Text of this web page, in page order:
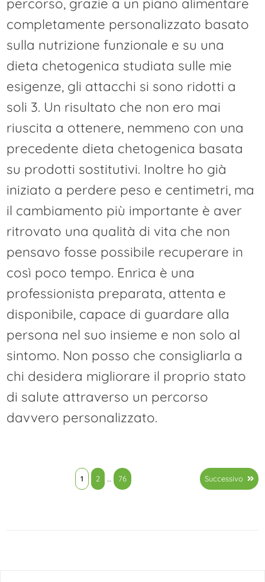
percorso, grazie a un piano alimentare
completamente personalizzato basato
sulla nutrizione funzionale e su una
dieta chetogenica studiata sulle mie
esigenze, gli attacchi si sono ridotti a
soli 3. Un risultato che non ero mai
riuscita a ottenere, nemmeno con una
precedente dieta chetogenica basata
su prodotti sostitutivi. Inoltre ho già
iniziato a perdere peso e centimetri, ma
il cambiamento più importante è aver
ritrovato una qualità di vita che non
pensavo fosse possibile recuperare in
così poco tempo. Enrica è una
professionista preparata, attenta e
disponibile, capace di guardare alla
persona nel suo insieme e non solo al
sintomo. Non posso che consigliarla a
chi desidera migliorare il proprio stato
di salute attraverso un percorso
davvero personalizzato.
Paginazione
1 2 … 76 Successivo